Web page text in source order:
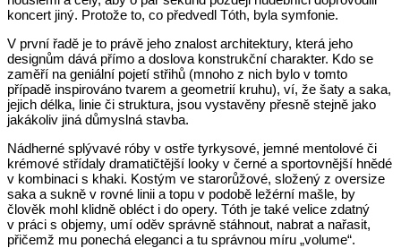
koncert jiný. Protože to, co předvedl Tóth, byla symfonie.
V první řadě je to právě jeho znalost architektury, která jeho
designům dává přímo a doslova konstrukční charakter. Kdo se
zaměří na geniální pojetí střihů (mnoho z nich bylo v tomto
případě inspirováno tvarem a geometrií kruhu), ví, že šaty a saka,
jejich délka, linie či struktura, jsou vystavěny přesně stejně jako
jakákoliv jiná důmyslná stavba.
Nádherné splývavé róby v ostře tyrkysové, jemné mentolové či
krémové střídaly dramatičtější looky v černé a sportovnější hnědé
v kombinaci s khaki. Kostým ve starorůžové, složený z oversize
saka a sukně v rovné linii a topu v podobě ležérní mašle, by
člověk mohl klidně obléct i do opery. Tóth je také velice zdatný
v práci s objemy, umí oděv správně stáhnout, nabrat a nařasit,
přičemž mu ponechá eleganci a tu správnou míru „volume“.